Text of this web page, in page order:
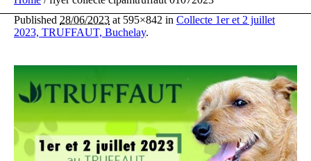
Published 28/06/2023 at 595×842 in Collecte 1er et 2 juillet
2023, TRUFFAUT, Buchelay.